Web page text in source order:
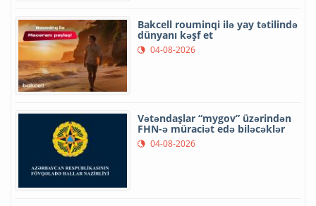
Bakcell rouminqi ilə yay tətilində
dünyanı kəşf et
04-08-2026
Vətəndaşlar “mygov” üzərindən
FHN-ə müraciət edə biləcəklər
04-08-2026